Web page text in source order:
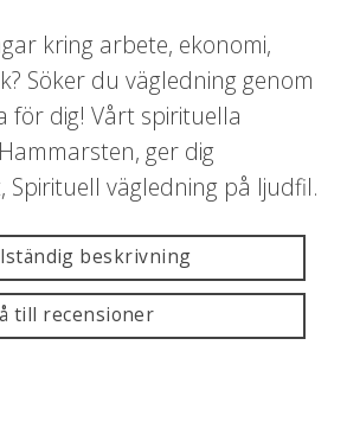
kring arbete, ekonomi,
Söker du vägledning genom
för dig! Vårt spirituella
ger dig
Spirituell vägledning på ljudfil.
beskrivning
till recensioner